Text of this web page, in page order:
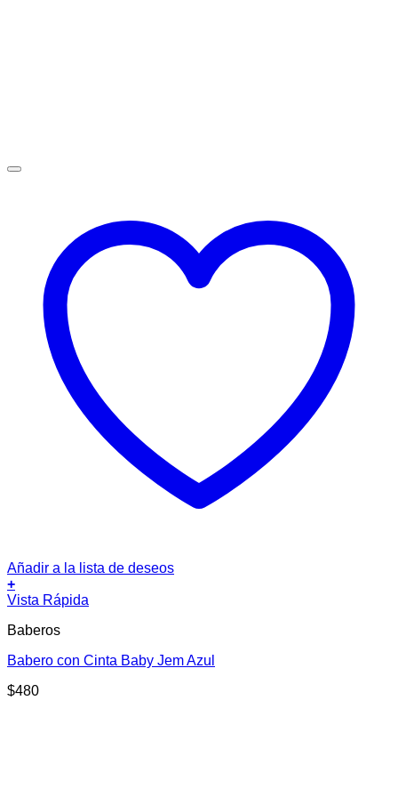
Añadir a la lista de deseos
+
Vista Rápida
Baberos
Babero con Cinta Baby Jem Azul
$480